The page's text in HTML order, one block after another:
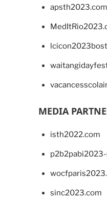
apsth2023.com
MEDIA
isth2022.com
sinc2023.com